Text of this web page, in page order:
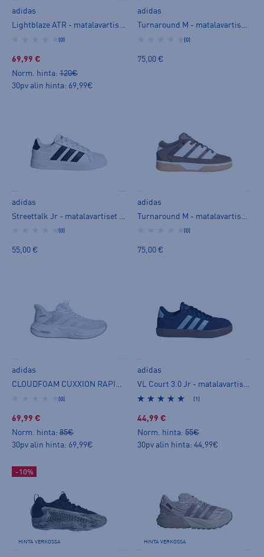
adidas
Lightblaze ATR - matalavartiset tennarit
(0)
69,99 €
Norm. hinta: 120€
30pv alin hinta: 69,99€
adidas
Turnaround M - matalavartiset tennarit
(0)
75,00 €
adidas
Streettalk Jr - matalavartiset tennarit
(0)
55,00 €
adidas
Turnaround M - matalavartiset tennarit
(0)
75,00 €
adidas
CLOUDFOAM CUXXION RAPIDFIT W - matalavartiset tennarit
(0)
69,99 €
Norm. hinta: 85€
30pv alin hinta: 69,99€
adidas
VL Court 3.0 Jr - matalavartiset tennarit
(1)
44,99 €
Norm. hinta: 55€
30pv alin hinta: 44,99€
-10%
HINTA VERKOSSA HINTA VERKOSSA